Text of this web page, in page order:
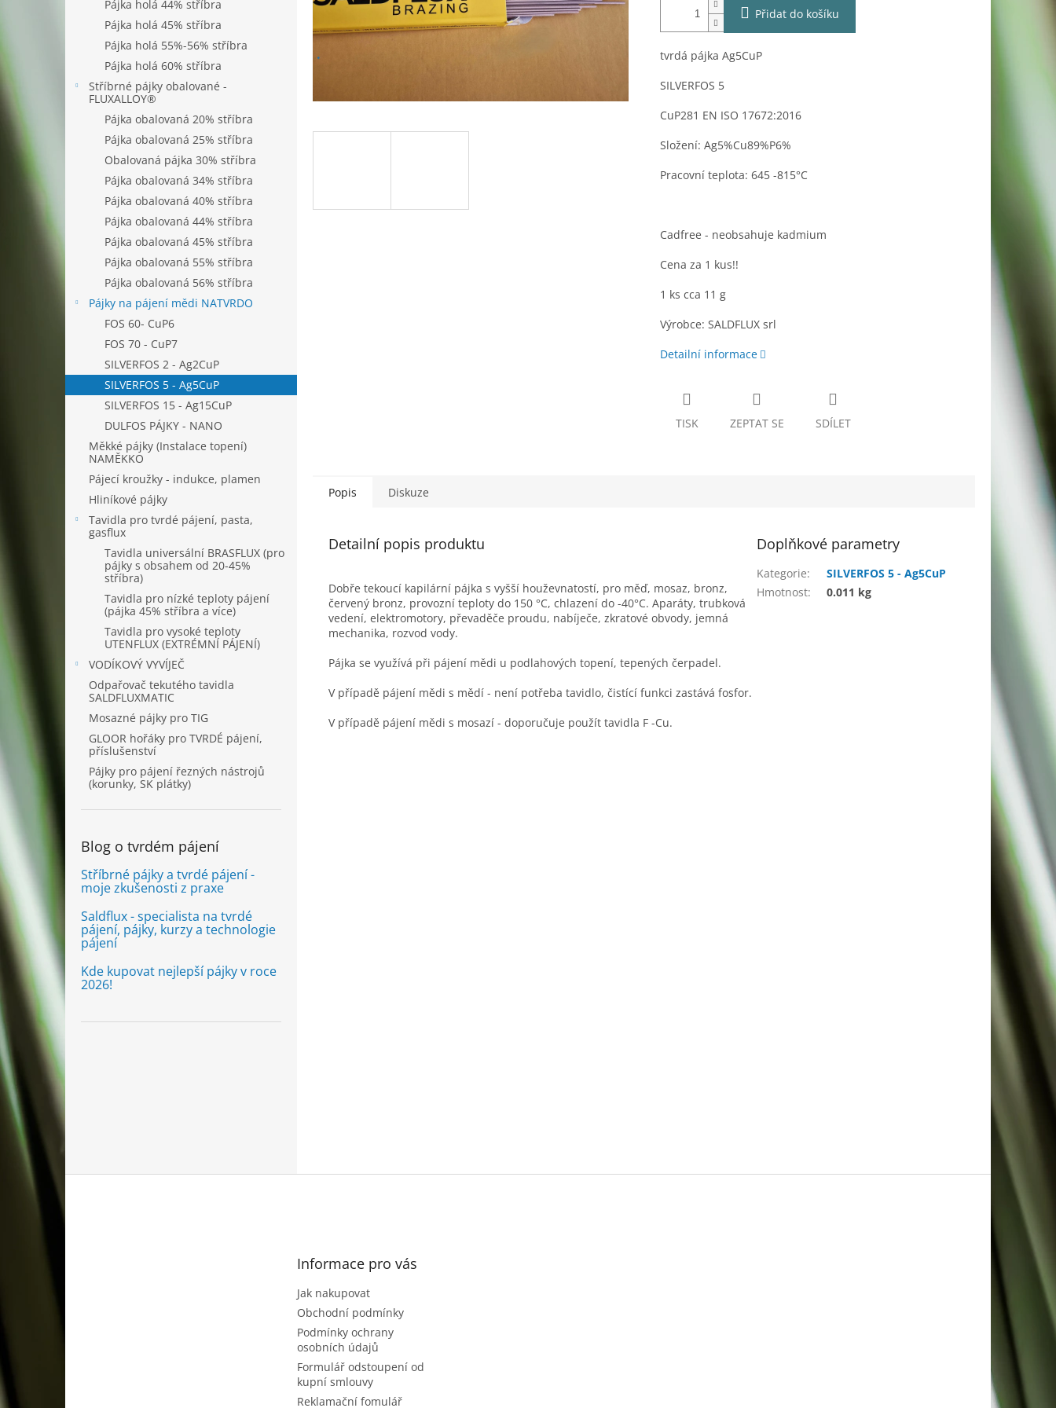
Pájka holá 44% stříbra
Pájka holá 45% stříbra
Pájka holá 55%-56% stříbra
Pájka holá 60% stříbra
Stříbrné pájky obalované -
FLUXALLOY®
Pájka obalovaná 20% stříbra
Pájka obalovaná 25% stříbra
Obalovaná pájka 30% stříbra
Pájka obalovaná 34% stříbra
Pájka obalovaná 40% stříbra
Pájka obalovaná 44% stříbra
Pájka obalovaná 45% stříbra
Pájka obalovaná 55% stříbra
Pájka obalovaná 56% stříbra
Pájky na pájení mědi NATVRDO
FOS 60- CuP6
FOS 70 - CuP7
SILVERFOS 2 - Ag2CuP
SILVERFOS 5 - Ag5CuP
SILVERFOS 15 - Ag15CuP
DULFOS PÁJKY - NANO
Měkké pájky (Instalace topení)
NAMĚKKO
Pájecí kroužky - indukce, plamen
Hliníkové pájky
Tavidla pro tvrdé pájení, pasta,
gasflux
Tavidla universální BRASFLUX (pro
pájky s obsahem od 20-45%
stříbra)
Tavidla pro nízké teploty pájení
(pájka 45% stříbra a více)
Tavidla pro vysoké teploty
UTENFLUX (EXTRÉMNÍ PÁJENÍ)
VODÍKOVÝ VYVÍJEČ
Odpařovač tekutého tavidla
SALDFLUXMATIC
Mosazné pájky pro TIG
GLOOR hořáky pro TVRDÉ pájení,
příslušenství
Pájky pro pájení řezných nástrojů
(korunky, SK plátky)
Blog o tvrdém pájení
Stříbrné pájky a tvrdé pájení -
moje zkušenosti z praxe
Saldflux - specialista na tvrdé
pájení, pájky, kurzy a technologie
pájení
Kde kupovat nejlepší pájky v roce
2026!
Přidat do košíku
tvrdá pájka Ag5CuP
SILVERFOS 5
CuP281 EN ISO 17672:2016
Složení: Ag5%Cu89%P6%
Pracovní teplota: 645 -815°C
Cadfree - neobsahuje kadmium
Cena za 1 kus!!
1 ks cca 11 g
Výrobce: SALDFLUX srl
Detailní informace
TISK ZEPTAT SE SDÍLET
Popis Diskuze
Detailní popis produktu
Dobře tekoucí kapilární pájka s vyšší houževnatostí, pro měď, mosaz, bronz,
červený bronz, provozní teploty do 150 °C, chlazení do -40°C. Aparáty, trubková
vedení, elektromotory, převaděče proudu, nabíječe, zkratové obvody, jemná
mechanika, rozvod vody.
Pájka se využívá při pájení mědi u podlahových topení, tepených čerpadel.
V případě pájení mědi s mědí - není potřeba tavidlo, čistící funkci zastává fosfor.
V případě pájení mědi s mosazí - doporučuje použít tavidla F -Cu.
Doplňkové parametry
Kategorie:
SILVERFOS 5 - Ag5CuP
Hmotnost: 0.011 kg
Informace pro vás
Jak nakupovat
Obchodní podmínky
Podmínky ochrany
osobních údajů
Formulář odstoupení od
kupní smlouvy
Reklamační fomulář